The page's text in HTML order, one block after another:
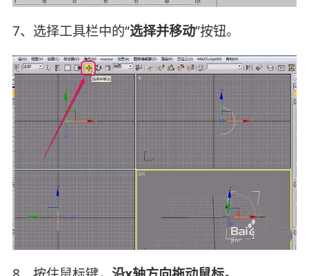
7、选择工具栏中的“选择并移动”按钮。